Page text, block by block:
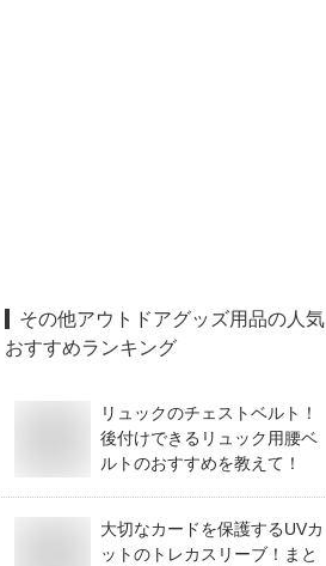
その他アウトドアグッズ用品の人気
おすすめランキング
リュックのチェストベルト！
後付けできるリュック用腰ベ
ルトのおすすめを教えて！
大切なカードを保護するUVカ
ットのトレカスリーブ！まと